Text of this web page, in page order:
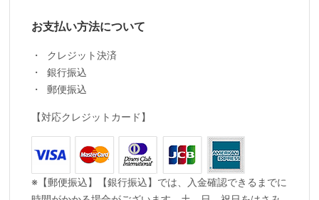
お支払い方法について
クレジット決済
銀行振込
郵便振込
【対応クレジットカード】
※【郵便振込】【銀行振込】では、入金確認できるまでに